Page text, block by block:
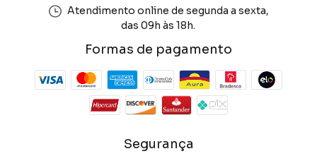
Atendimento online de segunda a sexta,
das 09h às 18h.
Formas de pagamento
Segurança